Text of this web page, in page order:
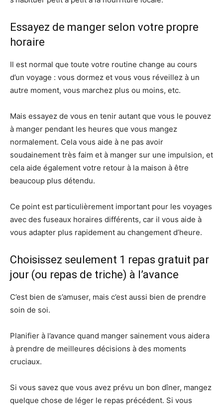
Essayez de manger selon votre propre
horaire
Il est normal que toute votre routine change au cours
d’un voyage : vous dormez et vous vous réveillez à un
autre moment, vous marchez plus ou moins, etc.
Mais essayez de vous en tenir autant que vous le pouvez
à manger pendant les heures que vous mangez
normalement. Cela vous aide à ne pas avoir
soudainement très faim et à manger sur une impulsion, et
cela aide également votre retour à la maison à être
beaucoup plus détendu.
Ce point est particulièrement important pour les voyages
avec des fuseaux horaires différents, car il vous aide à
vous adapter plus rapidement au changement d’heure.
Choisissez seulement 1 repas gratuit par
jour (ou repas de triche) à l’avance
C’est bien de s’amuser, mais c’est aussi bien de prendre
soin de soi.
Planifier à l’avance quand manger sainement vous aidera
à prendre de meilleures décisions à des moments
cruciaux.
Si vous savez que vous avez prévu un bon dîner, mangez
quelque chose de léger le repas précédent. Si vous